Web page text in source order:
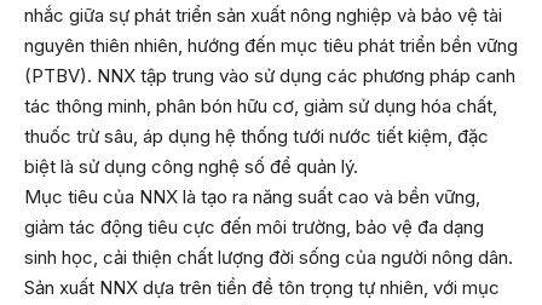
nhắc giữa sự phát triển sản xuất nông nghiệp và bảo vệ tài
nguyên thiên nhiên, hướng đến mục tiêu phát triển bền vững
(PTBV). NNX tập trung vào sử dụng các phương pháp canh
tác thông minh, phân bón hữu cơ, giảm sử dụng hóa chất,
thuốc trừ sâu, áp dụng hệ thống tưới nước tiết kiệm, đặc
biệt là sử dụng công nghệ số để quản lý.
Mục tiêu của NNX là tạo ra năng suất cao và bền vững,
giảm tác động tiêu cực đến môi trường, bảo vệ đa dạng
sinh học, cải thiện chất lượng đời sống của người nông dân.
Sản xuất NNX dựa trên tiền đề tôn trọng tự nhiên, với mục